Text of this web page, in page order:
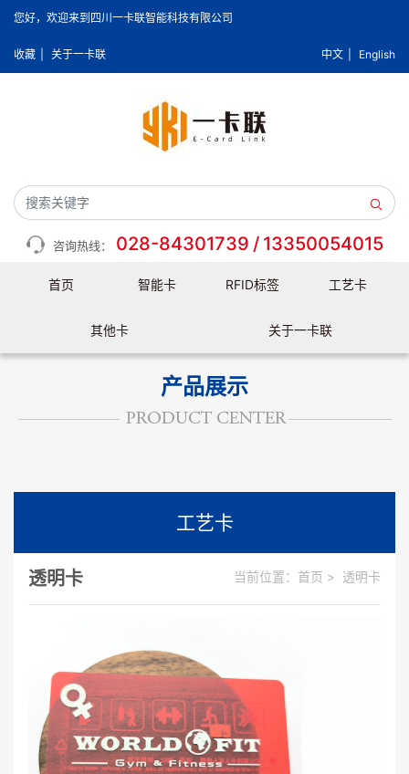
您好，欢迎来到四川一卡联智能科技有限公司
收藏 关于一卡联 中文 English
咨询热线： 028-84301739 / 13350054015
首页 智能卡 RFID标签 工艺卡
其他卡 关于一卡联
产品展示
工艺卡
透明卡 当前位置： 首页 > 透明卡